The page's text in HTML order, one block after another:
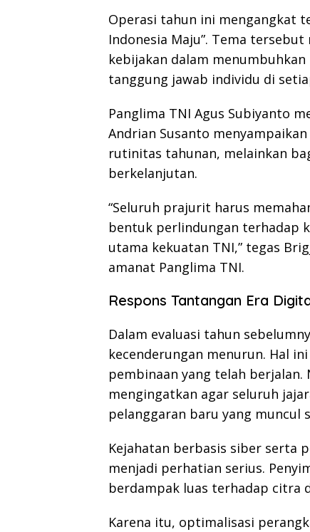
Operasi tahun ini mengangkat
Indonesia Maju”. Tema
kebijakan dalam
tanggung jawab individu di
Panglima TNI Agus Subiyanto
Andrian Susanto
rutinitas tahunan, melainkan
berkelanjutan.
“Seluruh prajurit harus
bentuk perlindungan terhadap
utama kekuatan TNI,” tegas
amanat Panglima TNI.
Respons Tantangan Era
Dalam evaluasi tahun
kecenderungan menurun. Hal
pembinaan yang telah
mengingatkan agar seluruh
pelanggaran baru yang muncul
Kejahatan berbasis siber serta
menjadi perhatian serius.
berdampak luas terhadap citra
Karena itu, optimalisasi